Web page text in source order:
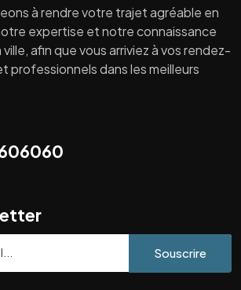
à rendre votre trajet agréable en
expertise et notre connaissance
afin que vous arriviez à vos rendez-
professionnels dans les meilleurs
Souscrire